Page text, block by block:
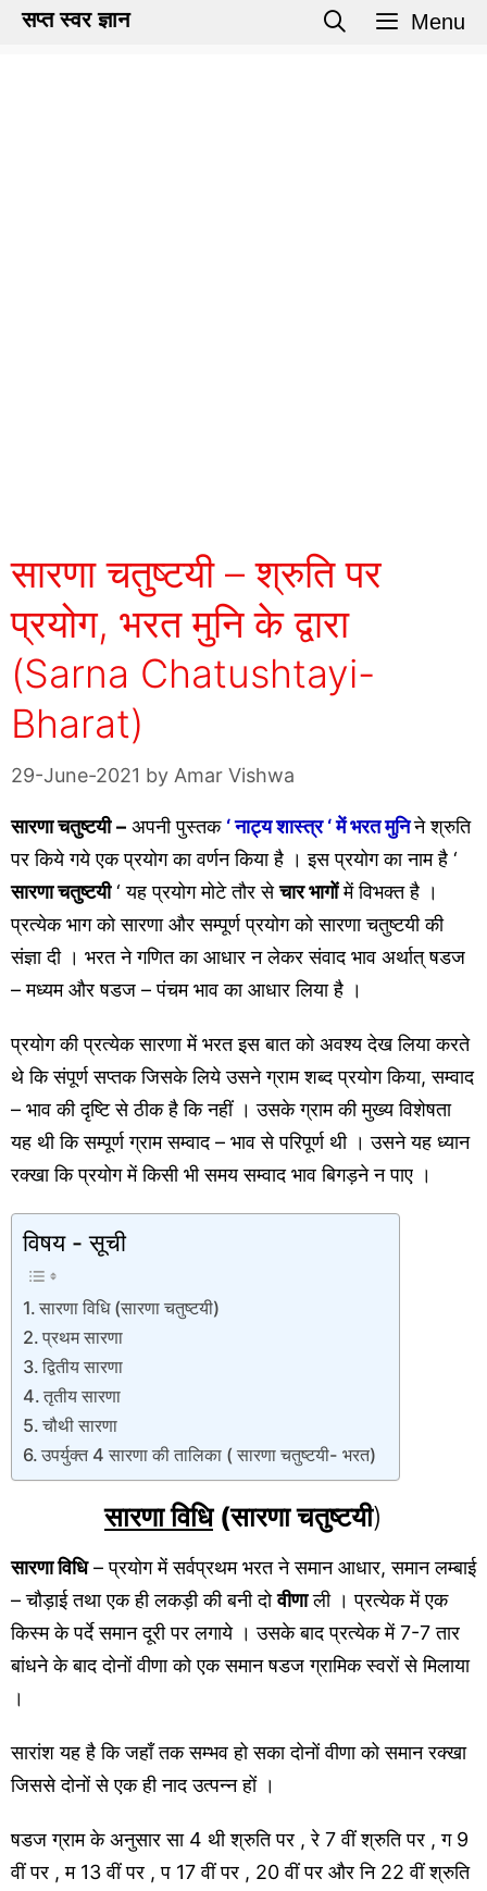
Skipसप्त स्वर ज्ञान Menu
सारणा चतुष्टयी – श्रुति पर
प्रयोग, भरत मुनि के द्वारा
(Sarna Chatushtayi-
Bharat)
29-June-2021 by Amar Vishwa
सारणा चतुष्टयी – अपनी पुस्तक ‘ नाट्य शास्त्र ‘ में भरत मुनिने श्रुति
पर किये गये एक प्रयोग का वर्णन किया है । इस प्रयोग का नाम है ‘
सारणा चतुष्टयी‘ यह प्रयोग मोटे तौर सेचार भागोंमें विभक्त है ।
प्रत्येक भाग को सारणा और सम्पूर्ण प्रयोग को सारणा चतुष्टयी की
संज्ञा दी । भरत ने गणित का आधार न लेकर संवाद भाव अर्थात् षडज
– मध्यम और षडज – पंचम भाव का आधार लिया है ।
प्रयोग की प्रत्येक सारणा में भरत इस बात को अवश्य देख लिया करते
थे कि संपूर्ण सप्तक जिसके लिये उसने ग्राम शब्द प्रयोग किया, सम्वाद
– भाव की दृष्टि से ठीक है कि नहीं । उसके ग्राम की मुख्य विशेषता
यह थी कि सम्पूर्ण ग्राम सम्वाद – भाव से परिपूर्ण थी । उसने यह ध्यान
रक्खा कि प्रयोग में किसी भी समय सम्वाद भाव बिगड़ने न पाए ।
विषय - सूची
सारणा विधि (सारणा चतुष्टयी)
प्रथम सारणा
द्वितीय सारणा
तृतीय सारणा
चौथी सारणा
उपर्युक्त 4 सारणा की तालिका ( सारणा चतुष्टयी- भरत)
सारणा विधि(सारणा चतुष्टयी)
सारणा विधि– प्रयोग में सर्वप्रथम भरत ने समान आधार, समान लम्बाई
– चौड़ाई तथा एक ही लकड़ी की बनी दोवीणाली । प्रत्येक में एक
किस्म के पर्दे समान दूरी पर लगाये । उसके बाद प्रत्येक में 7-7 तार
बांधने के बाद दोनों वीणा को एक समान षडज ग्रामिक स्वरों से मिलाया
।
सारांश यह है कि जहाँ तक सम्भव हो सका दोनों वीणा को समान रक्खा
जिससे दोनों से एक ही नाद उत्पन्न हों ।
षडज ग्राम के अनुसार सा 4 थी श्रुति पर , रे 7 वीं श्रुति पर , ग 9
वीं पर , म 13 वीं पर , प 17 वीं पर , 20 वीं पर और नि 22 वीं श्रुति